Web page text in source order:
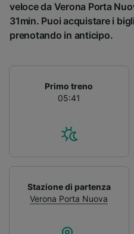
veloce da Verona Porta
31min. Puoi acquistare i
prenotando in anticipo.
Primo treno
05:41
Stazione di partenza
Verona Porta Nuova